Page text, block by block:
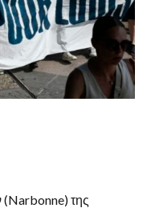
(Narbonne) της